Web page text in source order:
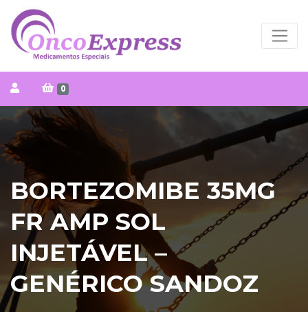
0
BORTEZOMIBE 35MG
FR AMP SOL
INJETÁVEL –
GENÉRICO SANDOZ